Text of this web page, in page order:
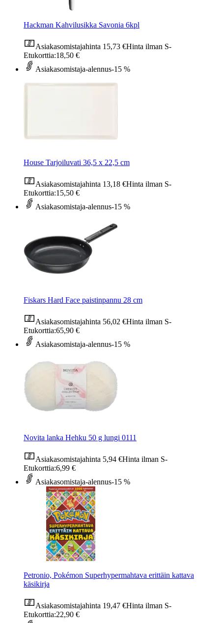
Hackman Kahvilusikka Savonia 6kpl
Asiakasomistajahinta 15,73 €Hinta ilman S-
Etukorttia:18,50 €
Asiakasomistaja-alennus-15 %
House Tarjoiluvati 36,5 x 22,5 cm
Asiakasomistajahinta 13,18 €Hinta ilman S-
Etukorttia:15,50 €
Asiakasomistaja-alennus-15 %
Fiskars Hard Face paistinpannu 28 cm
Asiakasomistajahinta 56,02 €Hinta ilman S-
Etukorttia:65,90 €
Asiakasomistaja-alennus-15 %
Novita lanka Hehku 50 g lungi 0111
Asiakasomistajahinta 5,94 €Hinta ilman S-
Etukorttia:6,99 €
Asiakasomistaja-alennus-15 %
Petronio, Pokémon Superhypermahtava erittäin kattava
käsikirja
Asiakasomistajahinta 19,47 €Hinta ilman S-
Etukorttia:22,90 €